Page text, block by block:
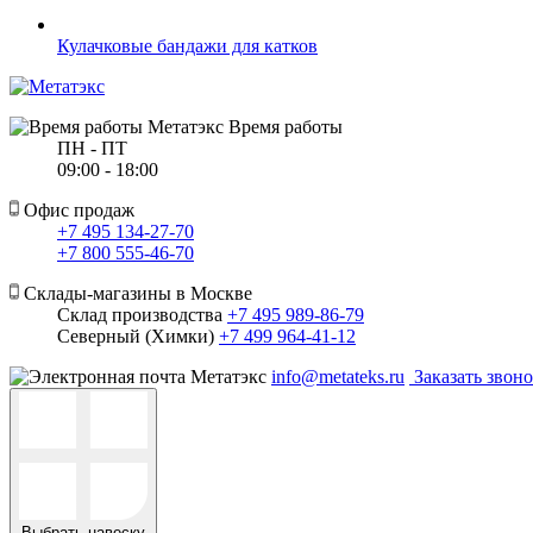
Кулачковые бандажи для катков
Время работы
ПН - ПТ
09:00 - 18:00
Офис продаж
+7 495 134-27-70
+7 800 555-46-70
Склады-магазины в Москве
Склад производства +7 495 989-86-79
Северный (Химки) +7 499 964-41-12
info@metateks.ru Заказать